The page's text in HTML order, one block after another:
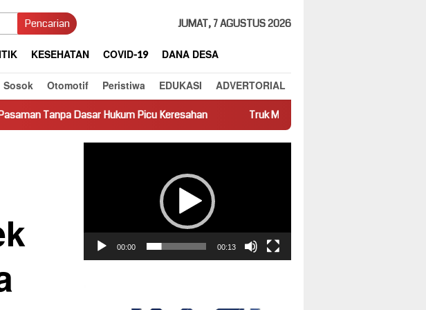
Pencarian JUMAT, 7 AGUSTUS 2026
KESEHATAN COVID-19
DANA DESA
Sosok Otomotif Peristiwa EDUKASI ADVERTORIAL
Hukum Picu Keresahan Truk Miring Hambat Arus Lalu Lintas di Jalan
00:00 00:13